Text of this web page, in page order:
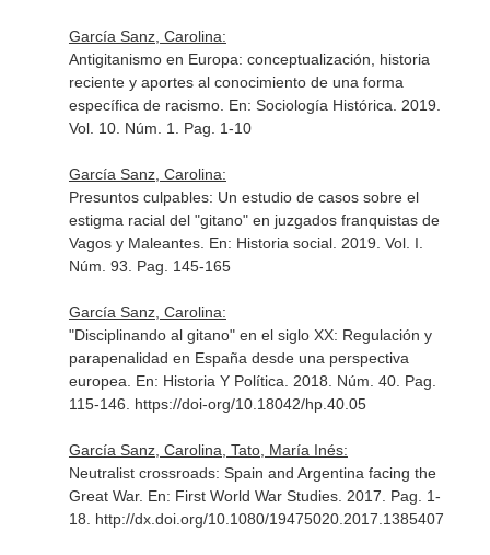
García Sanz, Carolina:
Antigitanismo en Europa: conceptualización, historia
reciente y aportes al conocimiento de una forma
específica de racismo. En: Sociología Histórica . 2019.
Vol. 10. Núm. 1. Pag. 1-10
García Sanz, Carolina:
Presuntos culpables: Un estudio de casos sobre el
estigma racial del "gitano" en juzgados franquistas de
Vagos y Maleantes. En: Historia social. 2019. Vol. I.
Núm. 93. Pag. 145-165
García Sanz, Carolina:
"Disciplinando al gitano" en el siglo XX: Regulación y
parapenalidad en España desde una perspectiva
europea. En: Historia Y Política . 2018. Núm. 40. Pag.
115-146. https://doi-org/10.18042/hp.40.05
García Sanz, Carolina, Tato, María Inés:
Neutralist crossroads: Spain and Argentina facing the
Great War. En: First World War Studies. 2017. Pag. 1-
18. http://dx.doi.org/10.1080/19475020.2017.1385407